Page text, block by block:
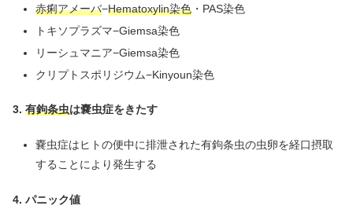
赤痢アメーバ−Hematoxylin染色・PAS染色
トキソプラズマ−Giemsa染色
リーシュマニア−Giemsa染色
クリプトスポリジウム−Kinyoun染色
3. 有鉤条虫は嚢虫症をきたす
嚢虫症はヒトの便中に排泄された有鉤条虫の虫卵を経口摂取
することにより発生する
4. パニック値